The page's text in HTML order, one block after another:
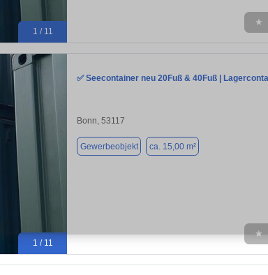
1 / 11
★
1 / 11
✅ Seecontainer neu 20Fuß & 40Fuß |
Bonn, 53117
Gewerbeobjekt ca. 15,00 m²
★